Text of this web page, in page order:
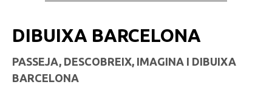
DIBUIXA BARCELONA
PASSEJA, DESCOBREIX, IMAGINA I DIBUIXA
BARCELONA